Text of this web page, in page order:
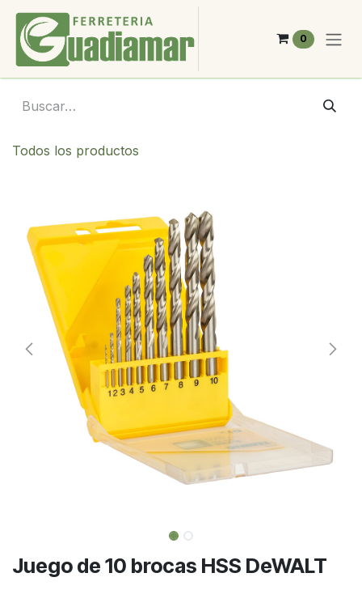
Ir al contenido
0
Todos los productos
Juego de 10 brocas HSS DeWALT